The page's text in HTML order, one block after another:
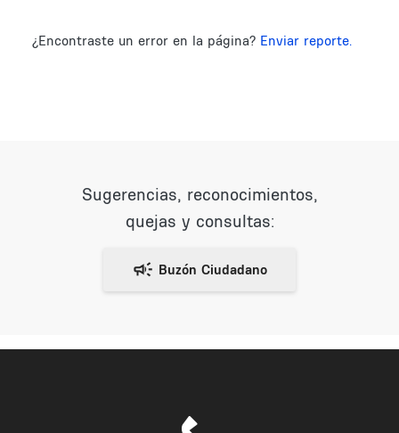
¿Encontraste un error en la página? Enviar reporte.
Sugerencias, reconocimientos,
quejas y consultas: